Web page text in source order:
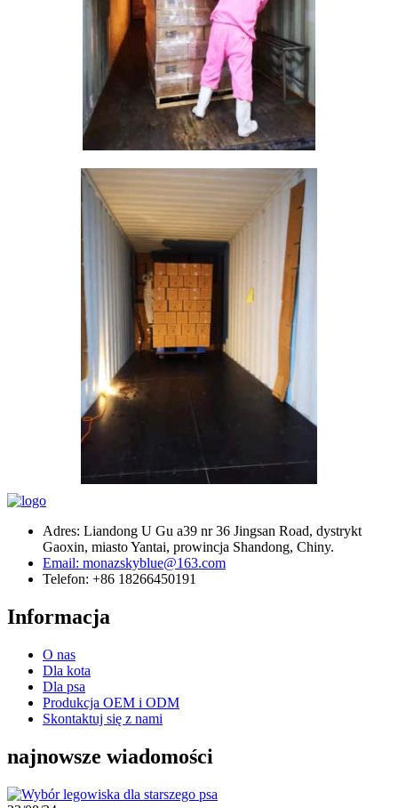
Adres: Liandong U Gu a39 nr 36 Jingsan Road, dystrykt
Gaoxin, miasto Yantai, prowincja Shandong, Chiny.
Email: monazskyblue@163.com
Telefon: +86 18266450191
Informacja
O nas
Dla kota
Dla psa
Produkcja OEM i ODM
Skontaktuj się z nami
najnowsze wiadomości